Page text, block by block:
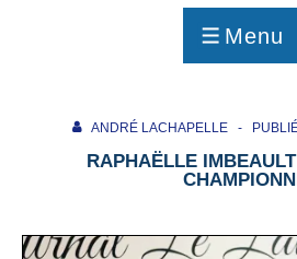
Menu
MENU
ANDRÉ LACHAPELLE
RAPHAËLLE